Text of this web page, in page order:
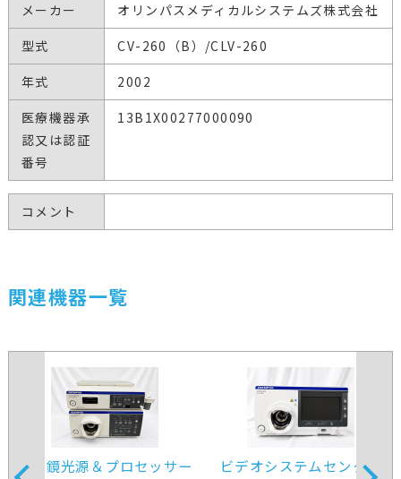
メーカー
オリンパスメディカルシステムズ株式会社
型式
CV-260（B）/CLV-260
年式
2002
医療機器承
認又は認証
番号
13B1X00277000090
コメント
関連機器一覧
内視鏡光源＆プロセッサー
ビデオシステムセンター